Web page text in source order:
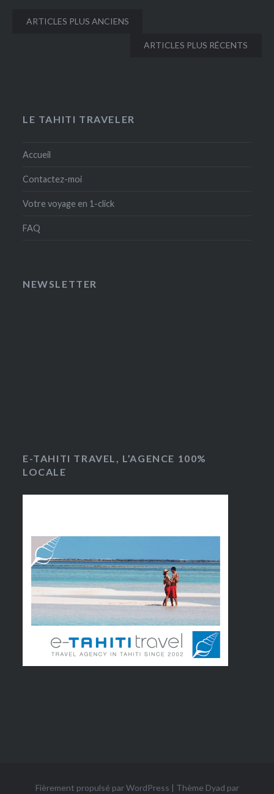
Navigation
ARTICLES PLUS ANCIENS
ARTICLES PLUS RÉCENTS
LE TAHITI TRAVELER
Accueil
Contactez-moi
Votre voyage en 1-click
FAQ
NEWSLETTER
E-TAHITI TRAVEL, L’AGENCE 100%
LOCALE
Fièrement propulsé par WordPress | Thème Dyad par